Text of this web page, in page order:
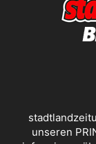
unseren